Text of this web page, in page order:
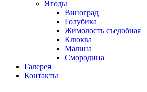
Ягоды
Виноград
Голубика
Жимолость съедобная
Клюква
Малина
Смородина
Галерея
Контакты